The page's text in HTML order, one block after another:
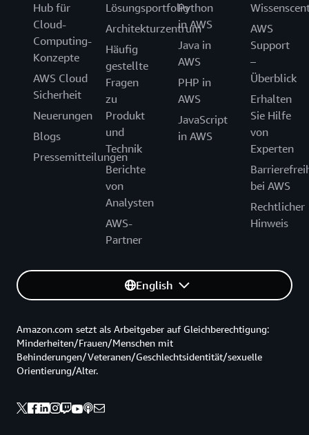
Hub für
Cloud-
Computing-
Konzepte
AWS Cloud
Sicherheit
Neuerungen
Blogs
Pressemitteilungen
Lösungsportfolio
Architekturzentrum
Häufig
gestellte
Fragen
zu
Produkt
und
Technik
Berichte
von
Analysten
AWS-
Partner
Python
in AWS
Java in
AWS
PHP in
AWS
JavaScript
in AWS
AWS
Support
–
Überblick
Erhalten
Sie Hilfe
von
Experten
bei AWS
Rechtlicher
Hinweis
English
Amazon.com setzt als Arbeitgeber auf Gleichberechtigung:
Minderheiten/Frauen/Menschen mit
Behinderungen/Veteranen/Geschlechtsidentität/sexuelle
Orientierung/Alter.